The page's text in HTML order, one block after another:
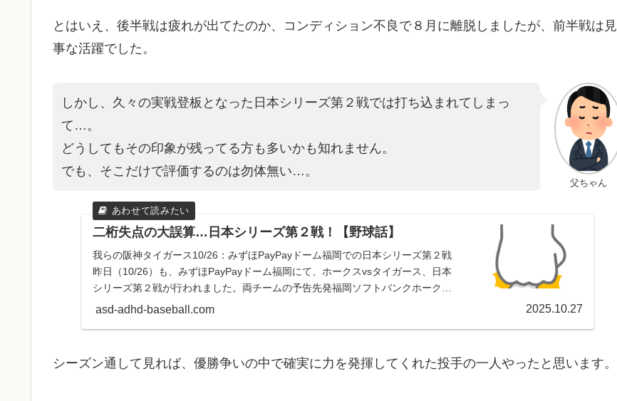
とはいえ、後半戦は疲れが出てたのか、コンディション不良で８月に離脱しましたが、前半戦は見
事な活躍でした。
父ちゃん
しかし、久々の実戦登板となった日本シリーズ第２戦では打ち込まれてしまっ
て…。
どうしてもその印象が残ってる方も多いかも知れません。
でも、そこだけで評価するのは勿体無い…。
二桁失点の大誤算…日本シリーズ第２戦！【野球話】
我らの阪神タイガース10/26：みずほPayPayドーム福岡での日本シリーズ第２戦
昨日（10/26）も、みずほPayPayドーム福岡にて、ホークスvsタイガース、日本
シリーズ第２戦が行われました。両チームの予告先発福岡ソフトバンクホークス
...
asd-adhd-baseball.com 2025.10.27
シーズン通して見れば、優勝争いの中で確実に力を発揮してくれた投手の一人やったと思います。